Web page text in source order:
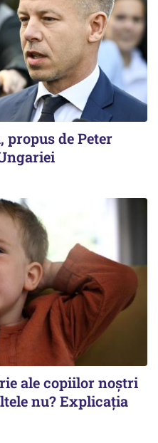
propus de Peter
ale copiilor noștri
nu? Explicația